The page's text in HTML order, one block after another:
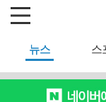
뉴스 스